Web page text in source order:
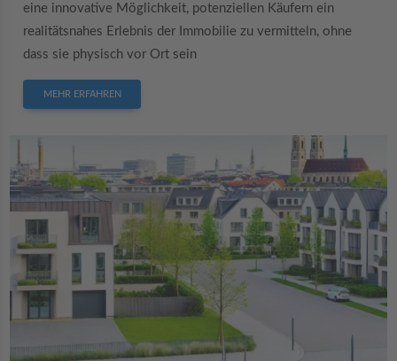
eine innovative Möglichkeit, potenziellen Käufern ein
realitätsnahes Erlebnis der Immobilie zu vermitteln, ohne
dass sie physisch vor Ort sein
MEHR ERFAHREN